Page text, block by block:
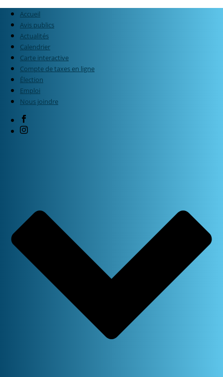
Accueil
Avis publics
Actualités
Calendrier
Carte interactive
Compte de taxes en ligne
Élection
Emploi
Nous joindre